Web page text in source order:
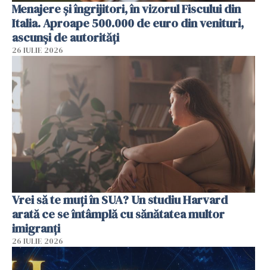
Menajere și îngrijitori, în vizorul Fiscului din
Italia. Aproape 500.000 de euro din venituri,
ascunși de autorități
26 IULIE 2026
Vrei să te muți în SUA? Un studiu Harvard
arată ce se întâmplă cu sănătatea multor
imigranți
26 IULIE 2026